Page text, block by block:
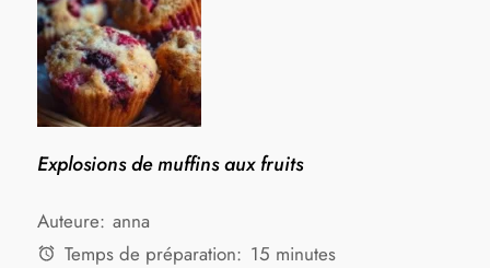
Explosions de muffins aux fruits
Auteure: anna
Temps de préparation: 15 minutes